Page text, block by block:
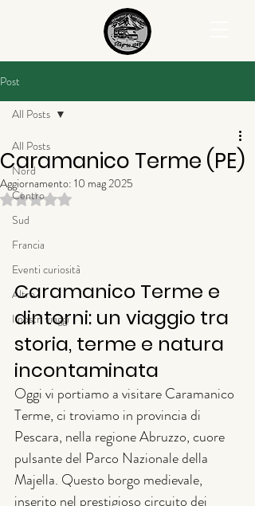
Post
All Posts
Nord
Centro
Sud
Francia
Eventi curiosità
Altro
I nostri viaggi
All Posts
Caramanico Terme (PE)
Aggiornamento: 10 mag 2025
Valutazione NaN stelle su 5.
Caramanico Terme e
dintorni: un viaggio tra
storia, terme e natura
incontaminata
Oggi vi portiamo a visitare Caramanico
Terme, ci troviamo in provincia di
Pescara, nella regione Abruzzo, cuore
pulsante del Parco Nazionale della
Majella. Questo borgo medievale,
inserito nel prestigioso circuito dei